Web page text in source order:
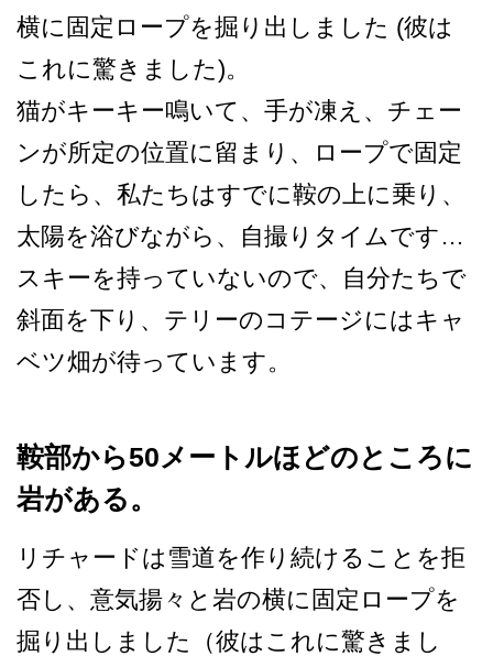
横に固定ロープを掘り出しました (彼は
これに驚きました)。
猫がキーキー鳴いて、手が凍­え、チェー
ンが所定の位置に留まり、ロープで固定
し­たら、私たちはすでに鞍の上に乗り、
太陽を浴びなが­ら、自撮りタイムです…
スキーを持っていないので、­自分たちで
斜面を下り、テリーのコテージにはキャ
ベ­ツ畑が待っています。
鞍部から50メートルほどのところに
岩がある。
リチャードは雪道を作り続け­ることを拒
否し、意気揚々と岩の横に固定ロープを
掘­り出しました（彼はこれに驚きまし